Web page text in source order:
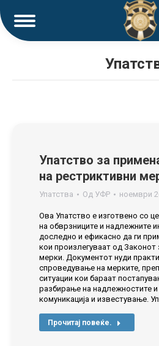
Упатство за
на рестриктивни
Упатства Од УФР ноември
Ова Упатство е изготвено со
на обврзниците и надлежните
доследно и ефикасно да ги
кои произлегуваат од Законот
мерки. Документот нуди
спроведување на мерките,
ситуации кои бараат
разбирање на надлежностите
комуникација и известување.
Прочитај повеќе.